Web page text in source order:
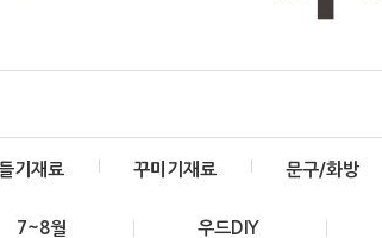
기재료 꾸미기재료 문구/화방
7~8월 우드DIY